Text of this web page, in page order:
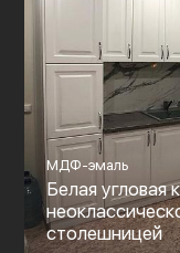
МДФ-эмаль
Белая
столешницей